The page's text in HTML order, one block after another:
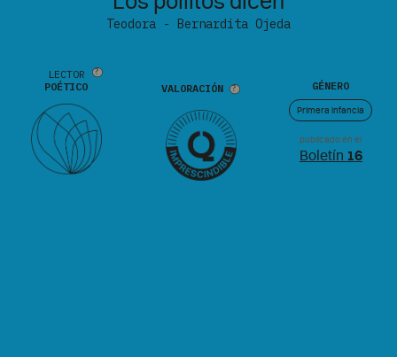
Teodora - Bernardita Ojeda
LECTOR
POÉTICO
VALORACIÓN GÉNERO
Primera infancia
publicado en el
Boletín 16